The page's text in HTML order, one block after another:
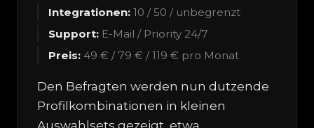
Integrationen: 10 / 50 / unbegrenzt
Support: E-Mail / Priority 24/7
Preis: 49 € / 79 € / 119 € pro Monat
Den Befragten werden nun dutzende
Profilkombinationen in kleinen
Auswahlsets gezeigt, etwa